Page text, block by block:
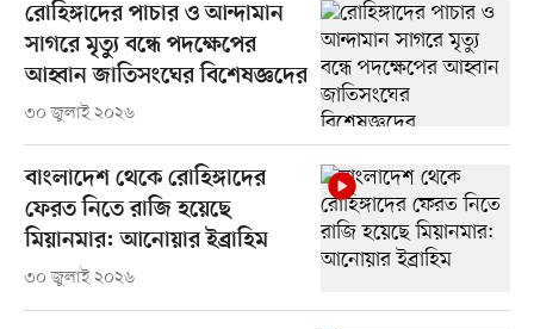
রোহিঙ্গাদের পাচার ও আন্দামান
সাগরে মৃত্যু বন্ধে পদক্ষেপের
আহ্বান জাতিসংঘের বিশেষজ্ঞদের
৩০ জুলাই ২০২৬
বাংলাদেশ থেকে রোহিঙ্গাদের
ফেরত নিতে রাজি হয়েছে
মিয়ানমার: আনোয়ার ইব্রাহিম
৩০ জুলাই ২০২৬